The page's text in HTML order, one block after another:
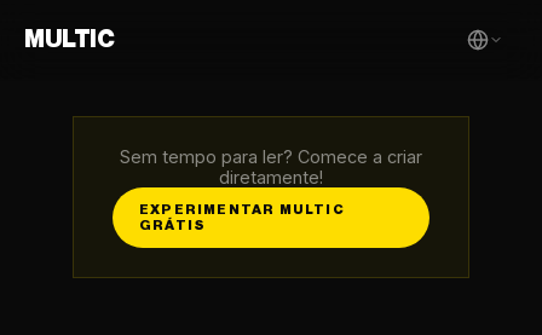
MULTIC
Sem tempo para ler? Comece a criar
diretamente!
EXPERIMENTAR MULTIC
GRÁTIS